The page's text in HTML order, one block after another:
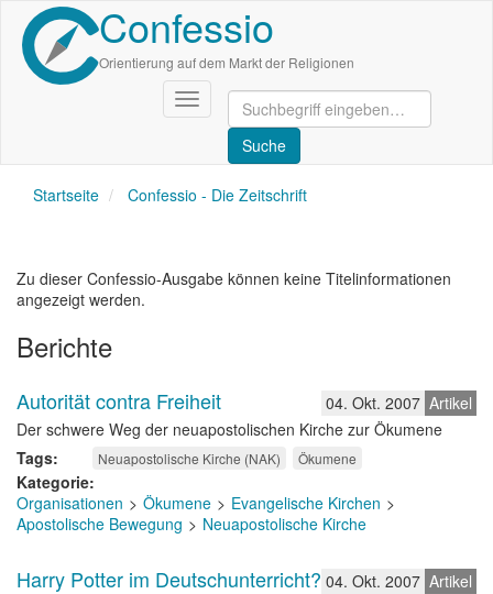
Direkt
zum
Inhalt
Confessio
Orientierung auf dem Markt der Religionen
Navigation
aktivieren/deaktivieren
Startseite Confessio - Die Zeitschrift
Zu dieser Confessio-Ausgabe können keine Titelinformationen
angezeigt werden.
Berichte
Artikel
04. Okt. 2007
Autorität contra Freiheit
Der schwere Weg der neuapostolischen Kirche zur Ökumene
Tags
Neuapostolische Kirche (NAK) Ökumene
Kategorie
Organisationen
Ökumene
Evangelische Kirchen
Apostolische Bewegung
Neuapostolische Kirche
Artikel
04. Okt. 2007
Harry Potter im Deutschunterricht?